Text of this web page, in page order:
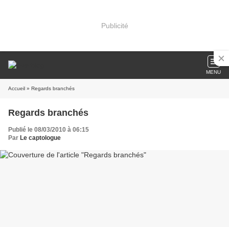
Publicité
MENU
Accueil » Regards branchés
Regards branchés
Publié le 08/03/2010 à 06:15
Par Le captologue